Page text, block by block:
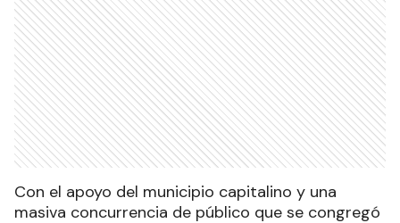
Con el apoyo del municipio capitalino y una
masiva concurrencia de público que se congregó